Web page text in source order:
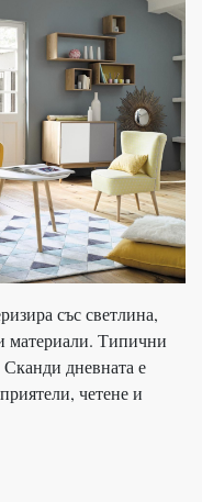
със светлина,
материали. Типични
дневната е
четене и